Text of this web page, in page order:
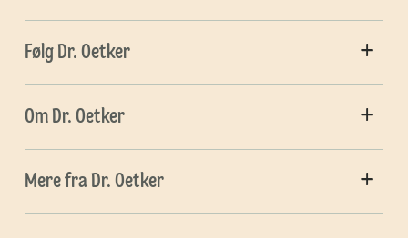
Følg Dr. Oetker
Om Dr. Oetker
Mere fra Dr. Oetker